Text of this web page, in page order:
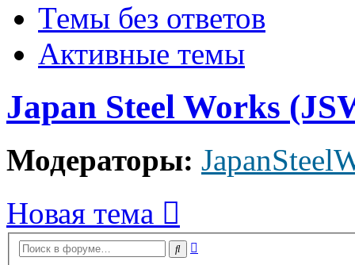
Темы без ответов
Активные темы
Japan Steel Works
Модераторы:
Новая тема
Поиск